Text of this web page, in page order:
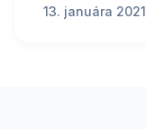
13. januára 2021